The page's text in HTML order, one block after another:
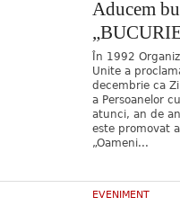
Aducem
În 1992
Unite a
decembrie ca
a Persoanelor
atunci, an de
este promovat
„Oameni...
EVENIMENT